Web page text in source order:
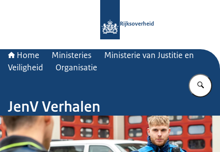
Rijksoverheid
Home Ministeries
Ministerie van Justitie en
Veiligheid
Organisatie
JenV Verhalen